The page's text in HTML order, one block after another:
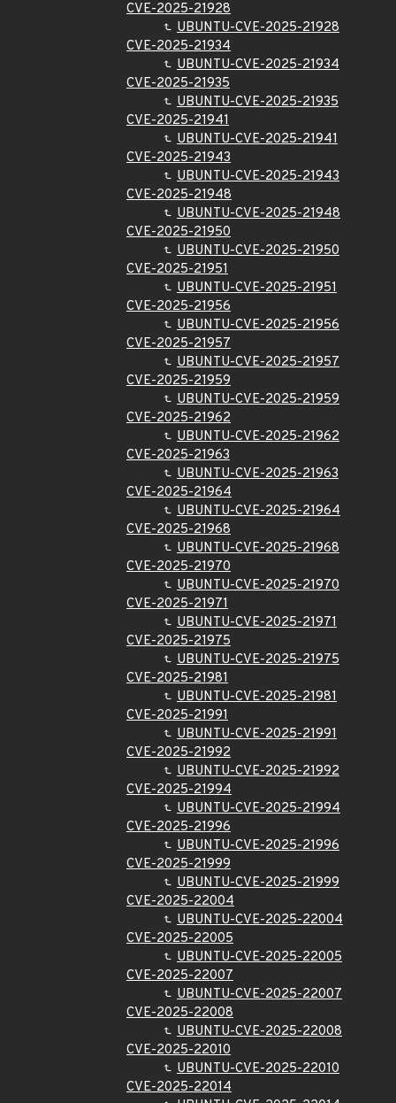
CVE-2025-21928
UBUNTU-CVE-2025-21928
CVE-2025-21934
UBUNTU-CVE-2025-21934
CVE-2025-21935
UBUNTU-CVE-2025-21935
CVE-2025-21941
UBUNTU-CVE-2025-21941
CVE-2025-21943
UBUNTU-CVE-2025-21943
CVE-2025-21948
UBUNTU-CVE-2025-21948
CVE-2025-21950
UBUNTU-CVE-2025-21950
CVE-2025-21951
UBUNTU-CVE-2025-21951
CVE-2025-21956
UBUNTU-CVE-2025-21956
CVE-2025-21957
UBUNTU-CVE-2025-21957
CVE-2025-21959
UBUNTU-CVE-2025-21959
CVE-2025-21962
UBUNTU-CVE-2025-21962
CVE-2025-21963
UBUNTU-CVE-2025-21963
CVE-2025-21964
UBUNTU-CVE-2025-21964
CVE-2025-21968
UBUNTU-CVE-2025-21968
CVE-2025-21970
UBUNTU-CVE-2025-21970
CVE-2025-21971
UBUNTU-CVE-2025-21971
CVE-2025-21975
UBUNTU-CVE-2025-21975
CVE-2025-21981
UBUNTU-CVE-2025-21981
CVE-2025-21991
UBUNTU-CVE-2025-21991
CVE-2025-21992
UBUNTU-CVE-2025-21992
CVE-2025-21994
UBUNTU-CVE-2025-21994
CVE-2025-21996
UBUNTU-CVE-2025-21996
CVE-2025-21999
UBUNTU-CVE-2025-21999
CVE-2025-22004
UBUNTU-CVE-2025-22004
CVE-2025-22005
UBUNTU-CVE-2025-22005
CVE-2025-22007
UBUNTU-CVE-2025-22007
CVE-2025-22008
UBUNTU-CVE-2025-22008
CVE-2025-22010
UBUNTU-CVE-2025-22010
CVE-2025-22014